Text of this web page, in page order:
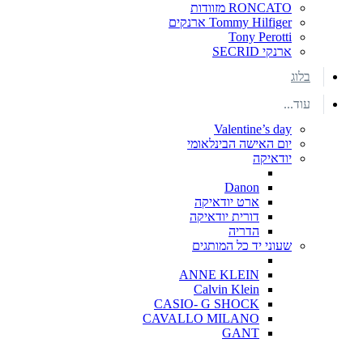
RONCATO מזוודות
Tommy Hilfiger ארנקים
Tony Perotti
ארנקי SECRID
בלוג
עוד...
Valentine’s day
יום האישה הבינלאומי
יודאיקה
Danon
ארט יודאיקה
דורית יודאיקה
הדריה
שעוני יד כל המותגים
ANNE KLEIN
Calvin Klein
CASIO- G SHOCK
CAVALLO MILANO
GANT